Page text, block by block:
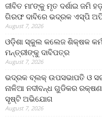
ଜୀବିତ ମା’ଙ୍କୁ ମୃତ ଦର୍ଶାଇ
ଗିରଫ ଦାବିରେ ଭଦ୍ରକ ଏସ୍‌ପି
August 7, 2026
ଓଡ଼ିଶା ସ୍କୁଲ କଲେଜ ଶିକ୍ଷକ
ମନ୍ତ୍ରୀଙ୍କୁ ଦାବିପତ୍ର
August 7, 2026
ଭଦ୍ରକ ବ୍ଲକ୍ ଉପସଭାପତି ଓ
ନାଳିଆ ନଦୀବନ୍ଧ ଗୁଡିକର
ସୃଷ୍ଟି ଅଭିଯୋଗ
August 7, 2026